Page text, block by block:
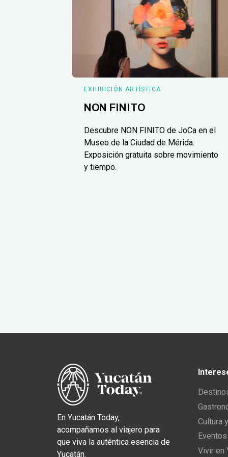
EXHIBICIÓN ARTÍSTICA
NON FINITO
Descubre NON FINITO de JoCa en el
Museo de la Ciudad de Mérida.
Exposición gratuita sobre movimiento
y tiempo.
En Yucatán Today,
acompañamos al viajero para
que viva la auténtica esencia de
Yucatán.
Cultura
Vivir en